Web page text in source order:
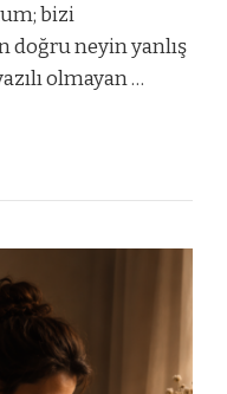
bizi
doğru neyin yanlış
olmayan …